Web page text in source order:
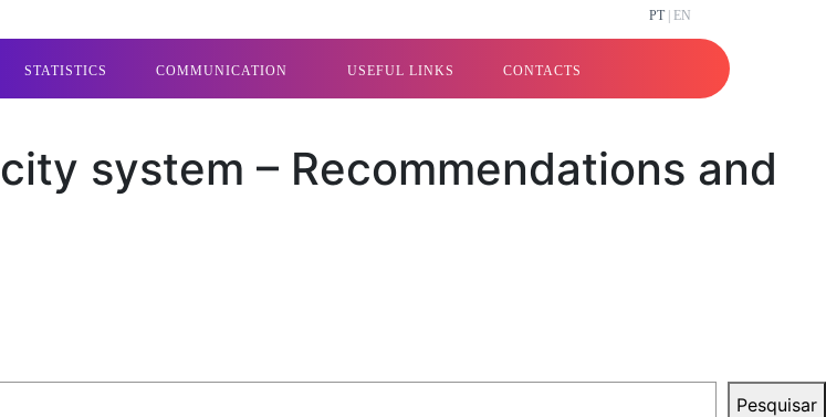
PT| EN
STATISTICS COMMUNICATION USEFUL LINKS CONTACTS
system – Recommendations and
Pesquisar